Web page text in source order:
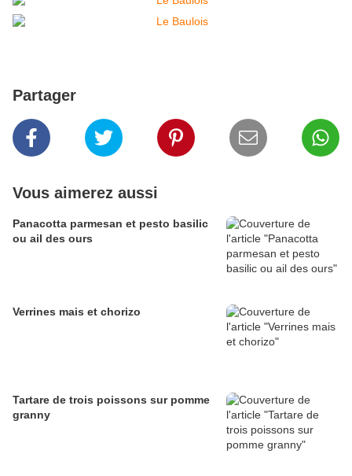
Partager
Vous aimerez aussi
Panacotta parmesan et pesto basilic
ou ail des ours
Verrines mais et chorizo
Tartare de trois poissons sur pomme
granny